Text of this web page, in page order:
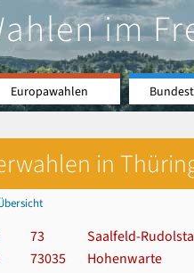
im
Europawahlen
in
73
Saalfeld-
73035 Hohenwarte